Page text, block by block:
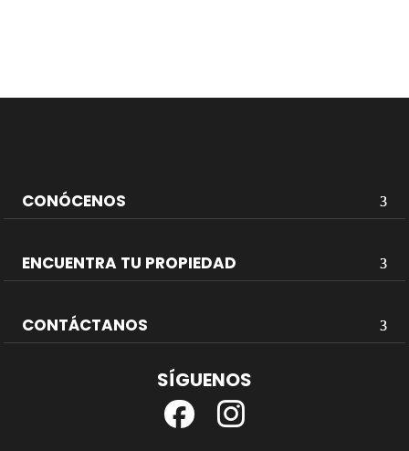
CONÓCENOS
ENCUENTRA TU PROPIEDAD
CONTÁCTANOS
SÍGUENOS